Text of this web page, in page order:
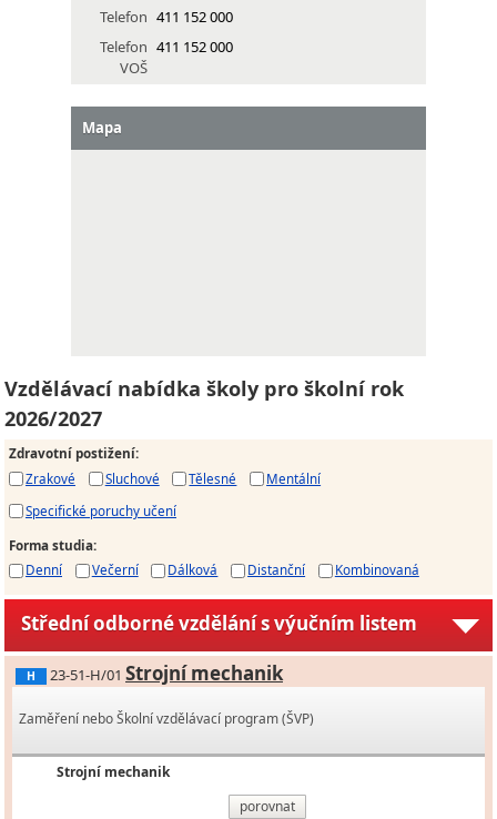
Telefon 411 152 000
Telefon
VOŠ
411 152 000
Mapa
Vzdělávací nabídka školy pro školní rok
2026/2027
Zdravotní postižení:
Zrakové
Sluchové Tělesné
Mentální
Specifické poruchy učení
Forma studia:
Denní
Večerní Dálková Distanční Kombinovaná
Střední odborné vzdělání s výučním listem
H 23-51-H/01 Strojní mechanik
Zaměření nebo Školní vzdělávací program (ŠVP)
Strojní mechanik
porovnat